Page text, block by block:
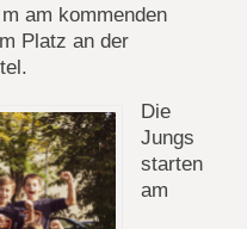
am kommenden
Platz an der
Die
Jungs
starten
am